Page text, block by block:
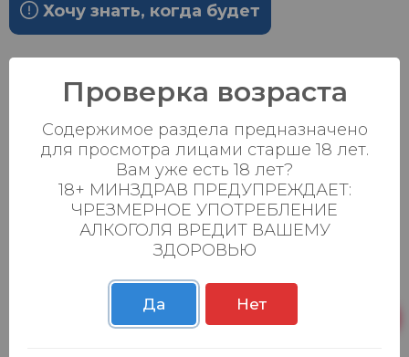
Хочу знать, когда будет
Оставить отзыв
Проверка возраста
Содержимое раздела предназначено
для просмотра лицами старше 18 лет.
Вам уже есть 18 лет?
18+ МИНЗДРАВ ПРЕДУПРЕЖДАЕТ:
ЧРЕЗМЕРНОЕ УПОТРЕБЛЕНИЕ
АЛКОГОЛЯ ВРЕДИТ ВАШЕМУ
ЗДОРОВЬЮ
Да Нет